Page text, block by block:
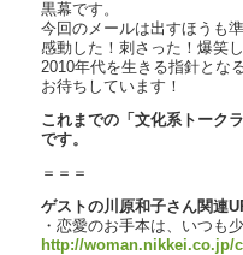
黒幕です。
今回のメールは出すほうも
感動した！刺さった！爆笑
2010年代を生きる指針とな
お待ちしています！
これまでの「文化系トーク
です。
＝＝＝
ゲストの川原和子さん関連
・恋愛のお手本は、いつも
http://woman.nikkei.co.jp/